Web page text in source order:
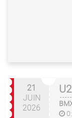
21
JUIN
2026